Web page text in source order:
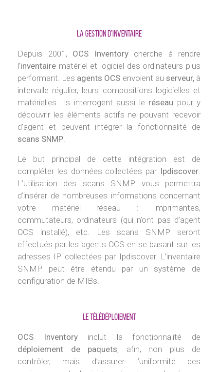
La gestion d’inventaire
Depuis 2001, OCS Inventorycherche à rendre
l’inventaire matériel et logiciel des ordinateurs plus
performant. Les agents OCS envoient au serveur,à
intervalle régulier, leurs compositions logicielles et
matérielles. Ils interrogent aussi le réseau pour y
découvrir les éléments actifs ne pouvant recevoir
d’agent et peuvent intégrer la fonctionnalité de
scans SNMP
Le but principal de cette intégration est de
compléter les données collectées par Ipdiscover
L’utilisation des scans SNMP vous permettra
d’insérer de nombreuses informations concernant
votre matériel réseau : imprimantes,
commutateurs, ordinateurs (qui n’ont pas d’agent
OCS installé), etc. Les scans SNMP seront
effectués par les agents OCS en se basant sur les
adresses IP collectées par Ipdiscover. L’inventaire
SNMP peut être étendu par un système de
configuration de MIBs.
Le télédéploiement
OCS Inventoryinclut la fonctionnalité de
déploiement de paquets, afin, non plus de
contrôler, mais d’assurer l’uniformité des